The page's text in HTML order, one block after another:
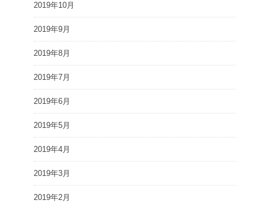
2019年10月
2019年9月
2019年8月
2019年7月
2019年6月
2019年5月
2019年4月
2019年3月
2019年2月